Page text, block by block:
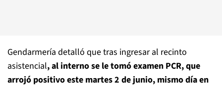
Gendarmería detalló que tras ingresar al recinto
asistencial, al interno se le tomó examen PCR, que
arrojó positivo este martes 2 de junio, mismo día en